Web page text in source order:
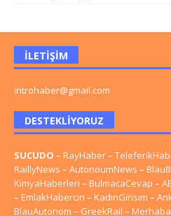
İLETIŞIM
introhaber@gmail.com
DESTEKLIYORUZ
SUCUDO – RayHaber–
RaillyNews – AutonoumNews –
KimyaHaberleri – BulmacaCevap –
– EmlakHabercin – KadinGirisim –
BlauAutonom – GreekRail –